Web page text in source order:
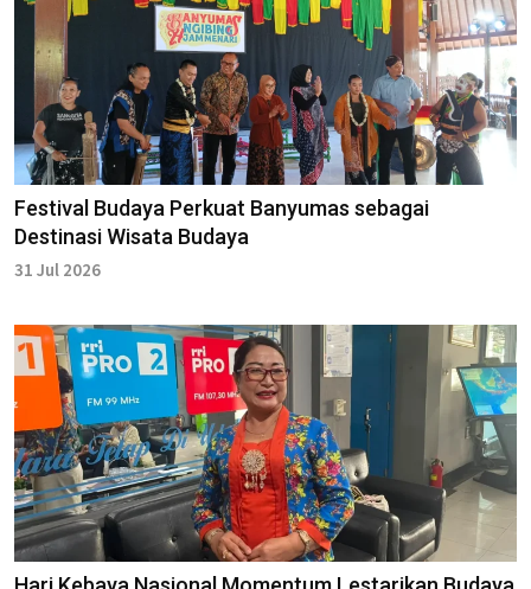
Festival Budaya Perkuat Banyumas sebagai
Destinasi Wisata Budaya
31 Jul 2026